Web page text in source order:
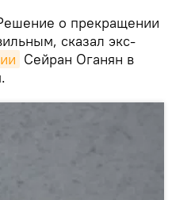
о прекращении
сказал экс-
Сейран Оганян в